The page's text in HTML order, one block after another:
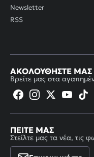
Newsletter
RSS
ΑΚΟΛΟΥΘΉΣΤΕ ΜΑΣ
Βρείτε μας στα
ΠΕΊΤΕ ΜΑΣ
Στείλτε μας τα νέα, τις